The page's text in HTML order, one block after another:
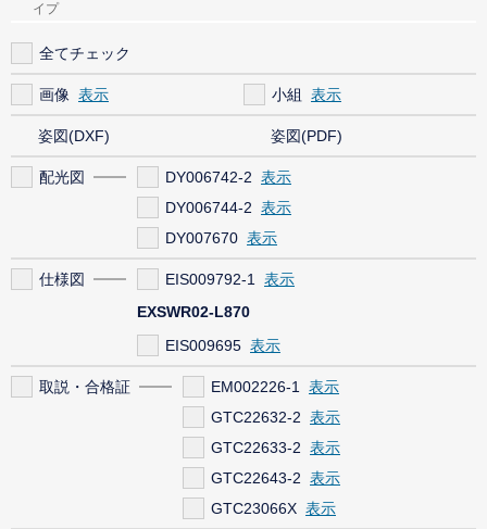
イプ
全てチェック
画像 小組
姿図(DXF) 姿図(PDF)
配光図
DY006742-2
DY006744-2
DY007670
仕様図
EIS009792-1
EXSWR02-L870
EIS009695
取説・合格証
EM002226-1
GTC22632-2
GTC22633-2
GTC22643-2
GTC23066X